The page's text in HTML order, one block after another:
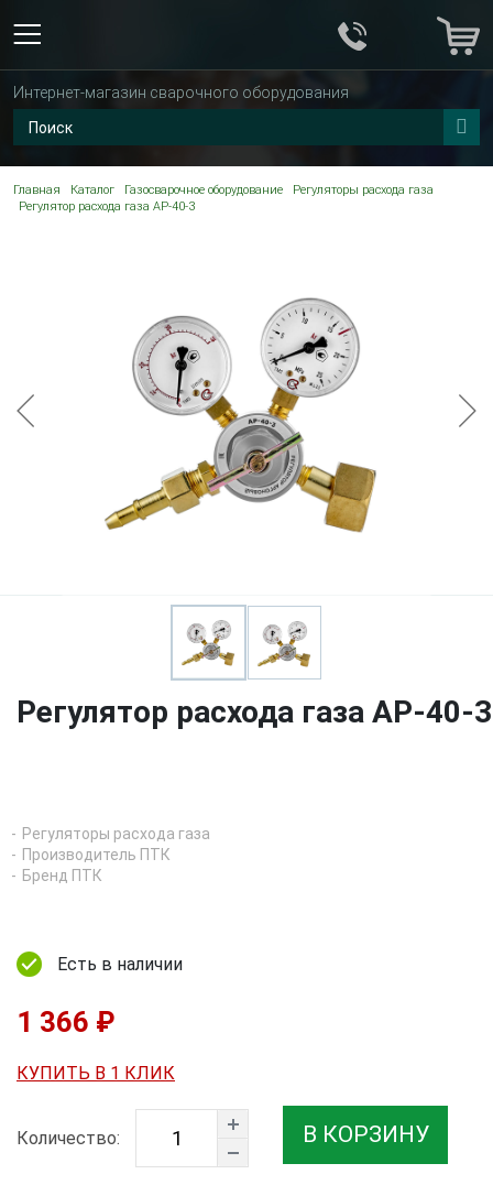
Интернет-магазин сварочного оборудования
Главная Каталог Газосварочное оборудование
Регуляторы расхода газа
Регулятор расхода газа АР-40-3
Регулятор расхода газа АР-40-3
Регуляторы расхода газа
Производитель ПТК
Бренд ПТК
Есть в наличии
1 366 ₽
КУПИТЬ В 1 КЛИК
Количество: В КОРЗИНУ